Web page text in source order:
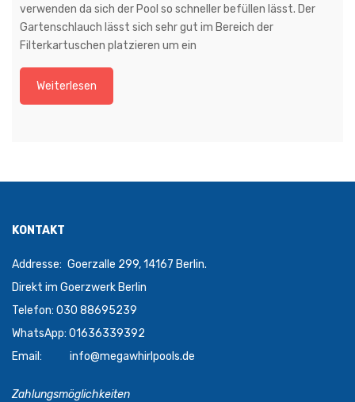
verwenden da sich der Pool so schneller befüllen lässt. Der
Gartenschlauch lässt sich sehr gut im Bereich der
Filterkartuschen platzieren um ein
Weiterlesen
KONTAKT
Addresse: Goerzalle 299, 14167 Berlin.
Direkt im Goerzwerk Berlin
Telefon: 030 88695239
WhatsApp: 01636339392
Email:
info@megawhirlpools.de
Zahlungsmöglichkeiten